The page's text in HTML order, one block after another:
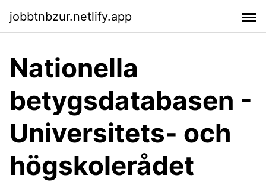
jobbtnbzur.netlify.app
Nationella
betygsdatabasen -
Universitets- och
högskolerådet